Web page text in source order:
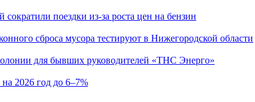
поездки из‑за роста цен на бензин
сброса мусора тестируют в Нижегородской области
для бывших руководителей «ТНС Энерго»
2026 год до 6–7%